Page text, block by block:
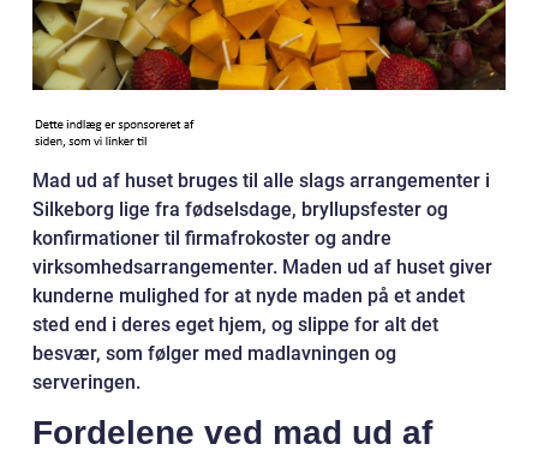
Mad ud af huset bruges til alle slags arrangementer i
Silkeborg lige fra fødselsdage, bryllupsfester og
konfirmationer til firmafrokoster og andre
virksomhedsarrangementer. Maden ud af huset giver
kunderne mulighed for at nyde maden på et andet
sted end i deres eget hjem, og slippe for alt det
besvær, som følger med madlavningen og
serveringen.
Fordelene ved mad ud af